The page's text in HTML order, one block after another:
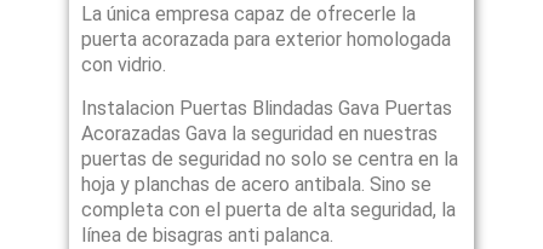
La única empresa capaz de ofrecerle la
puerta acorazada para exterior homologada
con vidrio.
Instalacion Puertas Blindadas Gava Puertas
Acorazadas Gava la seguridad en nuestras
puertas de seguridad no solo se centra en la
hoja y planchas de acero antibala. Sino se
completa con el puerta de alta seguridad, la
línea de bisagras anti palanca.